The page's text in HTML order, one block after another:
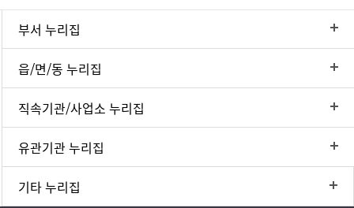
부서 누리집
읍/면/동 누리집
직속기관/사업소 누리집
유관기관 누리집
기타 누리집